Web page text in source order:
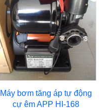
Máy bơm tăng áp tự động
cự êm APP HI-168